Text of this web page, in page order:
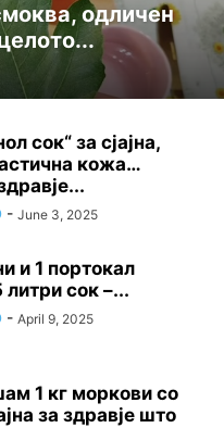
одличен
сок“ за сјајна,
кожа…
- June 3, 2025
и 1 портокал
сок –...
- April 9, 2025
1 кг моркови со
за здравје што